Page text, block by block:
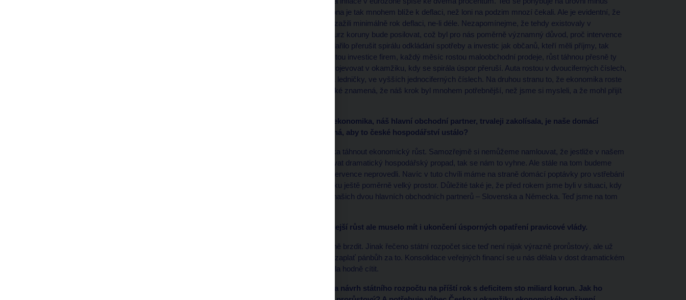
jedno procento. A eurozóna je tak mnohem blíže k deflaci, než loni na podzim mnozí čekali. Ale je evidentní, že
bez toho kroku bychom zažili minimálně rok deflaci, ne-li déle. Nezapomínejme, že tehdy existovaly v
ekonomice signály, že kurz koruny bude posilovat, což byl pro nás poměrně významný důvod, proč intervence
použít. Také se nám podařilo přerušit spirálu odkládání spotřeby a investic jak občanů, kteří měli příjmy, tak
podniků. V tuto chvíli rostou investice firem, každý měsíc rostou maloobchodní prodeje, růst táhnou přesně ty
položky, které se mají projevovat v okamžiku, kdy se spirála úspor přeruší. Auta rostou v dvouciferných číslech,
bílé zboží, tedy pračky a ledničky, ve vyšších jednociferných číslech. Na druhou stranu to, že ekonomika roste
více, než jsme čekali, také znamená, že náš krok byl mnohem potřebnější, než jsme si mysleli, a že mohl přijít
HN: Kdyby německá ekonomika, náš hlavní obchodní partner, trvaleji zakolísala, je naše domácí
poptávka už natolik silná, aby to české hospodářství ustálo?
U nás už začala poptávka táhnout ekonomický růst. Samozřejmě si nemůžeme namlouvat, že jestliže v našem
okolí začnou země zažívat dramatický hospodářský propad, tak se nám to vyhne. Ale stále na tom budeme
lépe, než kdybychom intervence neprovedli. Navíc v tuto chvíli máme na straně domácí poptávky pro vstřebání
takového případného šoku ještě poměrně velký prostor. Důležité také je, že před rokem jsme byli v situaci, kdy
náš růst byl nižší než u našich dvou hlavních obchodních partnerů – Slovenska a Německa. Teď jsme na tom
HN: Svůj vliv na rychlejší růst ale muselo mít i ukončení úsporných opatření pravicové vlády.
Ano, přestali jsme fiskálně brzdit. Jinak řečeno státní rozpočet sice teď není nijak výrazně prorůstový, ale už
nebrzdíme – a já říkám, zaplať pánbůh za to. Konsolidace veřejných financí se u nás dělala v dost dramatickém
rozměru, v době, kdy byla hodně cítit.
HN: Vláda už schválila návrh státního rozpočtu na příští rok s deficitem sto miliard korun. Jak ho